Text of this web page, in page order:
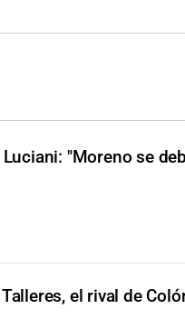
Luciani: "Moreno se
Talleres, el rival de